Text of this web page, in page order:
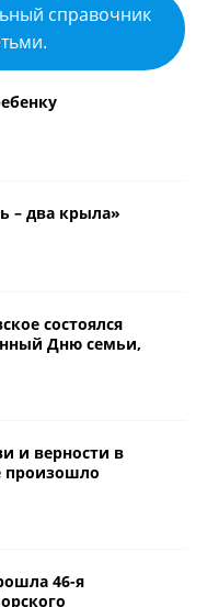
справочник
– два крыла»
состоялся
Дню семьи,
и верности в
произошло
46-я